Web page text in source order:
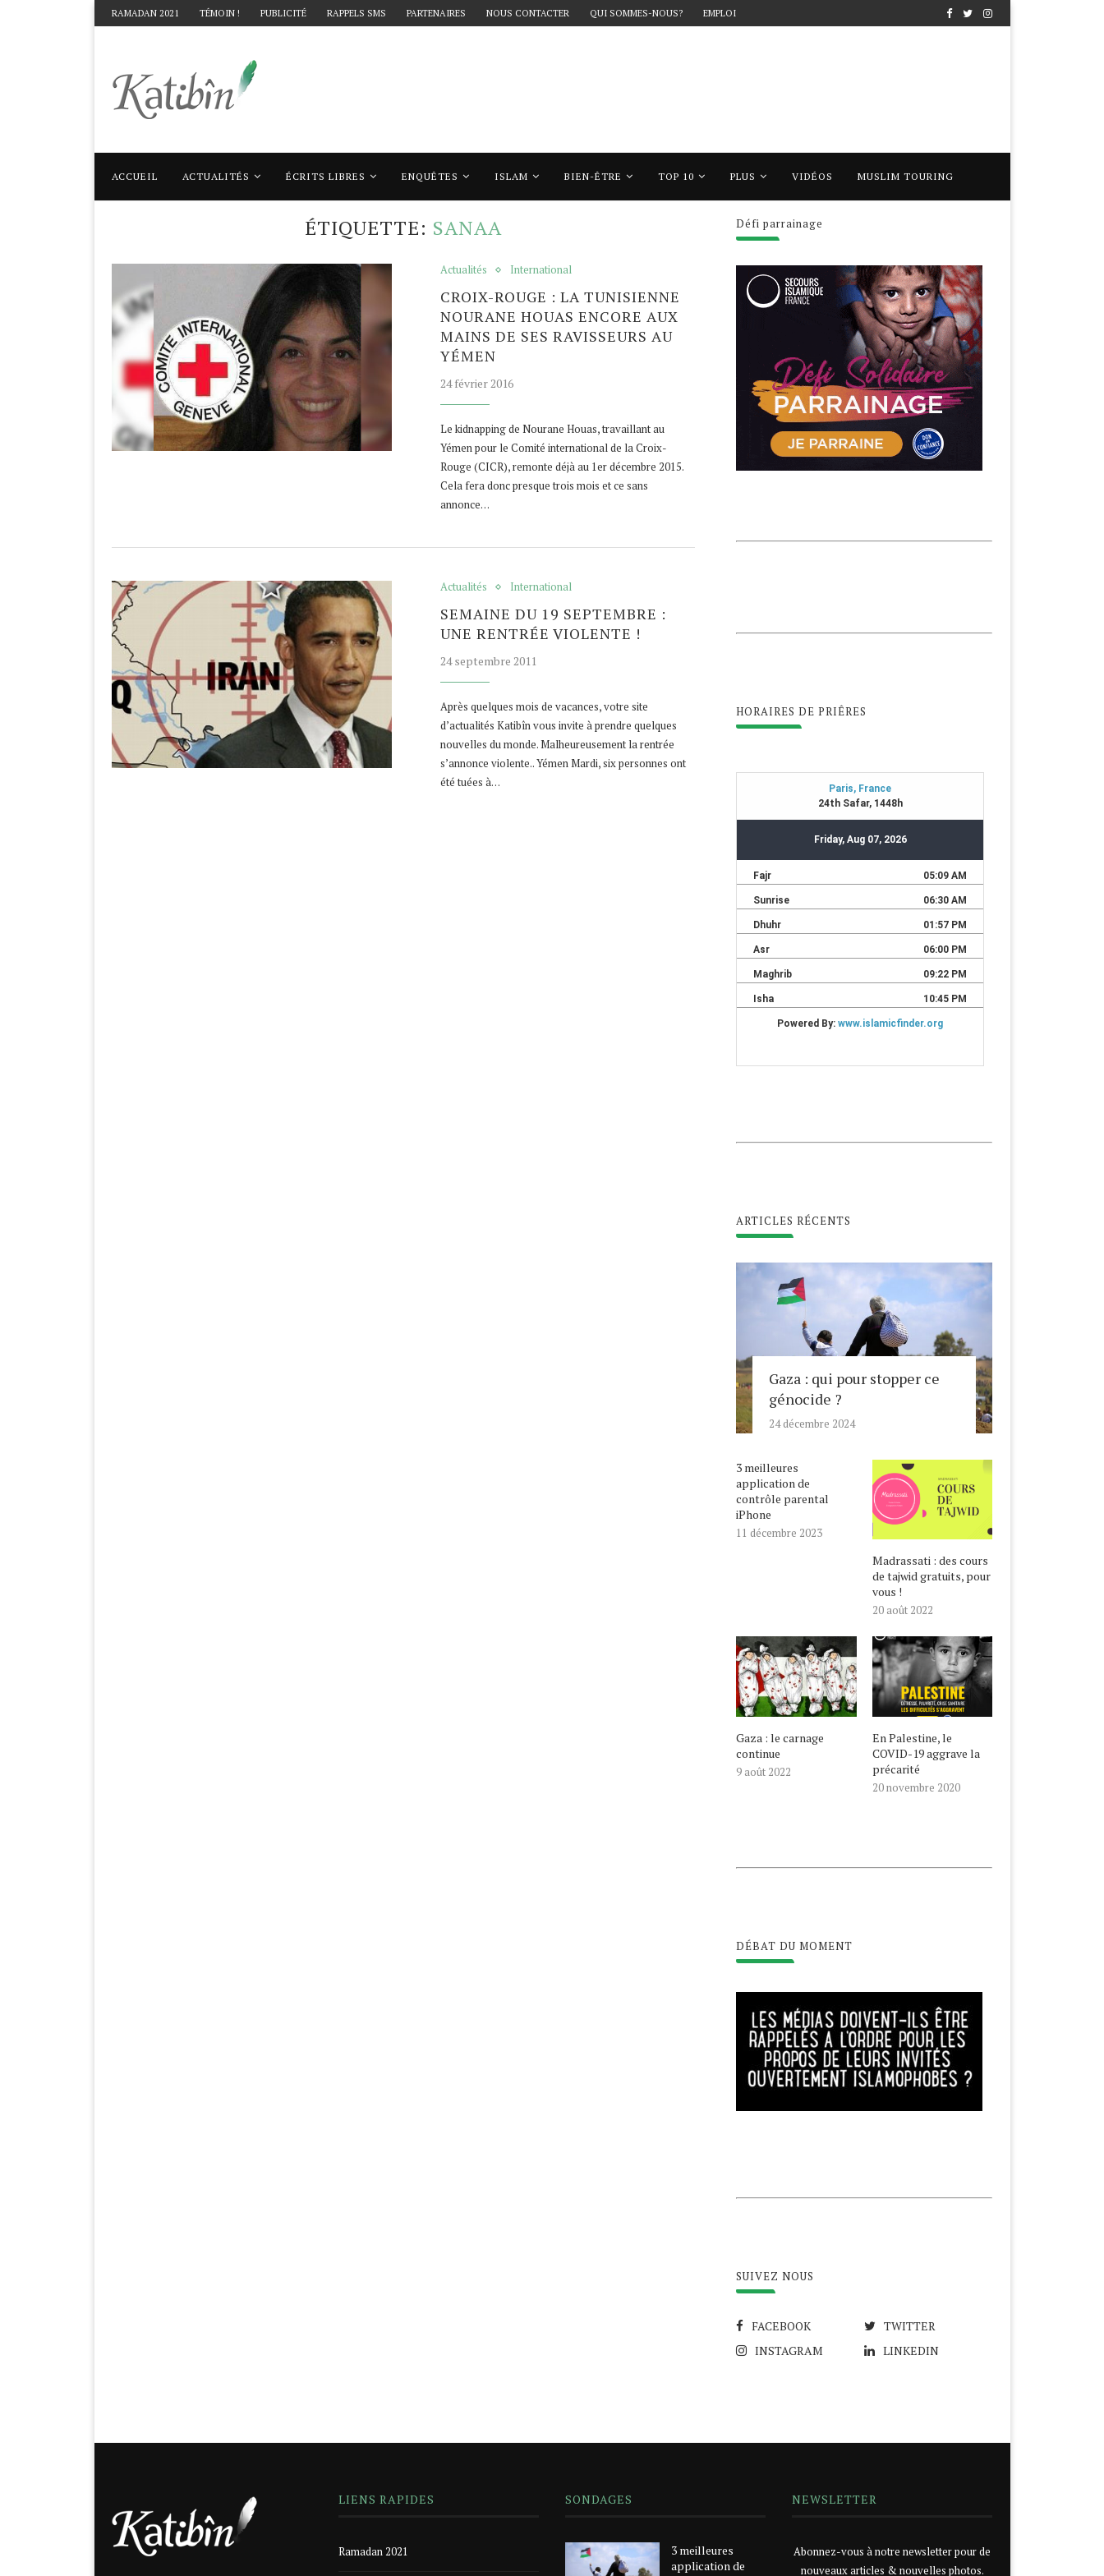
RAMADAN 2021 TÉMOIN ! PUBLICITÉ RAPPELS SMS PARTENAIRES NOUS CONTACTER QUI SOMMES-NOUS? EMPLOI
ACCUEIL ACTUALITÉS ÉCRITS LIBRES ENQUÊTES ISLAM BIEN-ÊTRE TOP 10 PLUS VIDÉOS MUSLIM TOURING
Accueil Mots clés Articles taggés avec "sanaa"
ÉTIQUETTE: SANAA
Actualités International
CROIX-ROUGE : LA TUNISIENNE
NOURANE HOUAS ENCORE AUX
MAINS DE SES RAVISSEURS AU
YÉMEN
24 février 2016
Le kidnapping de Nourane Houas, travaillant au
Yémen pour le Comité international de la Croix-
Rouge (CICR), remonte déjà au 1er décembre 2015.
Cela fera donc presque trois mois et ce sans
annonce…
Actualités International
SEMAINE DU 19 SEPTEMBRE :
UNE RENTRÉE VIOLENTE !
24 septembre 2011
Après quelques mois de vacances, votre site
d’actualités Katibîn vous invite à prendre quelques
nouvelles du monde. Malheureusement la rentrée
s’annonce violente.. Yémen Mardi, six personnes ont
été tuées à…
Défi parrainage
HORAIRES DE PRIÊRES
ARTICLES RÉCENTS
Gaza : qui pour stopper ce
génocide ?
24 décembre 2024
3 meilleures
application de
contrôle parental
iPhone
11 décembre 2023
Madrassati : des cours
de tajwid gratuits, pour
vous !
20 août 2022
Gaza : le carnage
continue
9 août 2022
En Palestine, le
COVID-19 aggrave la
précarité
20 novembre 2020
DÉBAT DU MOMENT
SUIVEZ NOUS
FACEBOOK
TWITTER
INSTAGRAM
LINKEDIN
LIENS RAPIDES
Ramadan 2021
SONDAGES
3 meilleures
application de
NEWSLETTER
Abonnez-vous à notre newsletter pour de
nouveaux articles & nouvelles photos.